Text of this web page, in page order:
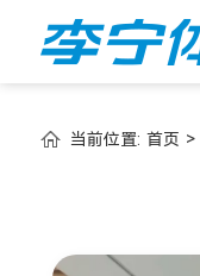
当前位置: 首页 >